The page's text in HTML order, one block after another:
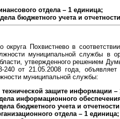
отдела – 1 единица;
бюджетного учета и
округа Похвистнево в
муниципальной службы в
утвержденного решением
от 21.05.2008 года,
муниципальной службы:
защите информации –
информационного
бюджетного учета и
отдела – 1 единица;